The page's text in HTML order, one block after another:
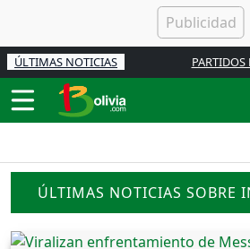
ÚLTIMAS NOTICIAS PARTIDOS
ÚLTIMAS NOTICIAS SOBRE